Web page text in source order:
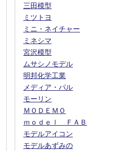
三田模型
ミツトヨ
ミニ・ネイチャー
ミネシマ
宮沢模型
ムサシノモデル
明邦化学工業
メディア・パル
モーリン
ＭＯＤＥＭＯ
ｍｏｄｅｌ ＦＡＢ
モデルアイコン
モデルあずみの